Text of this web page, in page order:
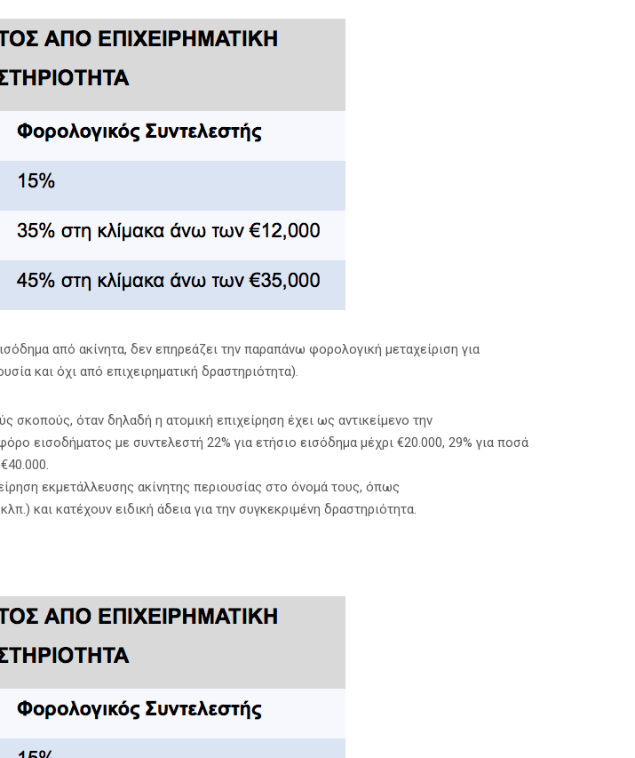
από ακίνητα, δεν επηρεάζει την παραπάνω φορολογική μεταχείριση για
και όχι από επιχειρηματική δραστηριότητα).
σκοπούς, όταν δηλαδή η ατομική επιχείρηση έχει ως αντικείμενο την
εισοδήματος με συντελεστή 22% για ετήσιο εισόδημα μέχρι €20.000, 29% για ποσά
εκμετάλλευσης ακίνητης περιουσίας στο όνομά τους, όπως
και κατέχουν ειδική άδεια για την συγκεκριμένη δραστηριότητα.